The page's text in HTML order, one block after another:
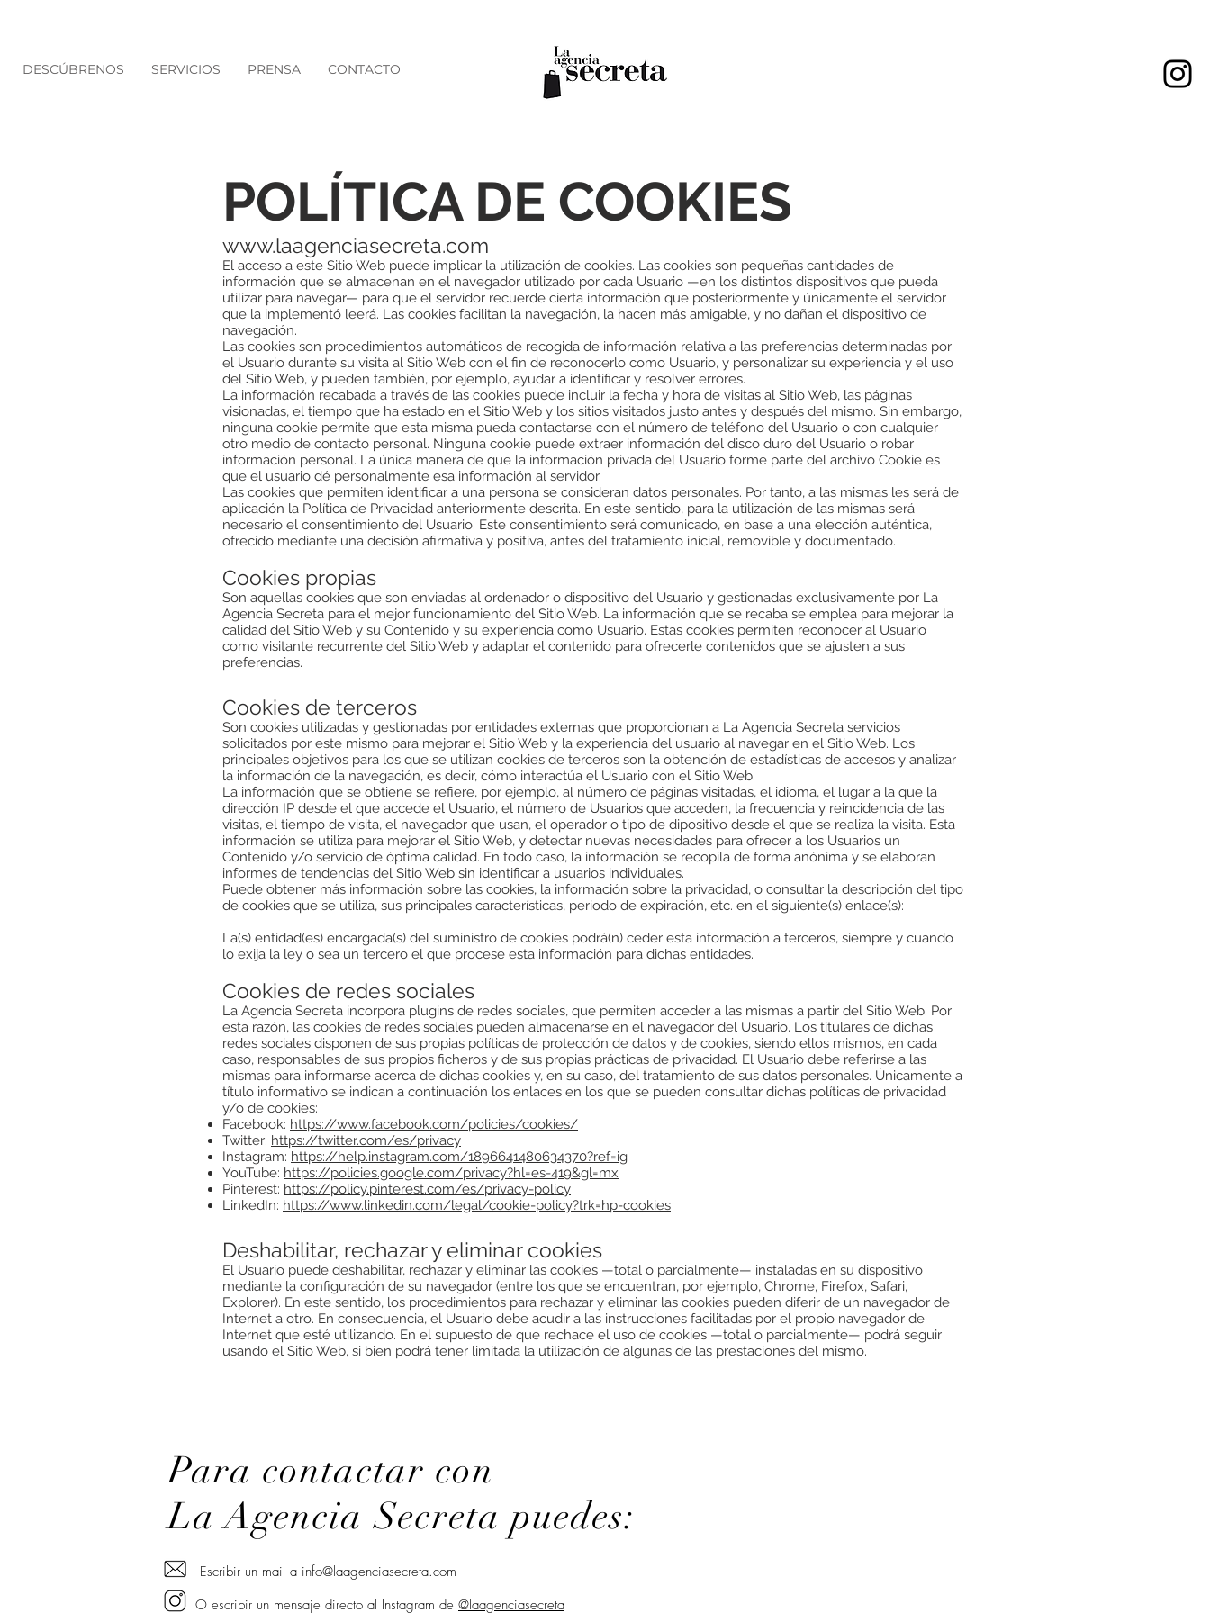
DESCÚBRENOS SERVICIOS PRENSA CONTACTO
POLÍTICA DE COOKIES
www.laagenciasecreta.com
El acceso a este Sitio Web puede implicar la utilización de cookies. Las cookies son pequeñas cantidades de
información que se almacenan en el navegador utilizado por cada Usuario —en los distintos dispositivos que pueda
utilizar para navegar— para que el servidor recuerde cierta información que posteriormente y únicamente el servidor
que la implementó leerá. Las cookies facilitan la navegación, la hacen más amigable, y no dañan el dispositivo de
navegación.
Las cookies son procedimientos automáticos de recogida de información relativa a las preferencias determinadas por
el Usuario durante su visita al Sitio Web con el fin de reconocerlo como Usuario, y personalizar su experiencia y el uso
del Sitio Web, y pueden también, por ejemplo, ayudar a identificar y resolver errores.
La información recabada a través de las cookies puede incluir la fecha y hora de visitas al Sitio Web, las páginas
visionadas, el tiempo que ha estado en el Sitio Web y los sitios visitados justo antes y después del mismo. Sin embargo,
ninguna cookie permite que esta misma pueda contactarse con el número de teléfono del Usuario o con cualquier
otro medio de contacto personal. Ninguna cookie puede extraer información del disco duro del Usuario o robar
información personal. La única manera de que la información privada del Usuario forme parte del archivo Cookie es
que el usuario dé personalmente esa información al servidor.
Las cookies que permiten identificar a una persona se consideran datos personales. Por tanto, a las mismas les será de
aplicación la Política de Privacidad anteriormente descrita. En este sentido, para la utilización de las mismas será
necesario el consentimiento del Usuario. Este consentimiento será comunicado, en base a una elección auténtica,
ofrecido mediante una decisión afirmativa y positiva, antes del tratamiento inicial, removible y documentado.
Cookies propias
Son aquellas cookies que son enviadas al ordenador o dispositivo del Usuario y gestionadas exclusivamente por La
Agencia Secreta para el mejor funcionamiento del Sitio Web. La información que se recaba se emplea para mejorar la
calidad del Sitio Web y su Contenido y su experiencia como Usuario. Estas cookies permiten reconocer al Usuario
como visitante recurrente del Sitio Web y adaptar el contenido para ofrecerle contenidos que se ajusten a sus
preferencias.
Cookies de terceros
Son cookies utilizadas y gestionadas por entidades externas que proporcionan a La Agencia Secreta servicios
solicitados por este mismo para mejorar el Sitio Web y la experiencia del usuario al navegar en el Sitio Web. Los
principales objetivos para los que se utilizan cookies de terceros son la obtención de estadísticas de accesos y analizar
la información de la navegación, es decir, cómo interactúa el Usuario con el Sitio Web.
La información que se obtiene se refiere, por ejemplo, al número de páginas visitadas, el idioma, el lugar a la que la
dirección IP desde el que accede el Usuario, el número de Usuarios que acceden, la frecuencia y reincidencia de las
visitas, el tiempo de visita, el navegador que usan, el operador o tipo de dipositivo desde el que se realiza la visita. Esta
información se utiliza para mejorar el Sitio Web, y detectar nuevas necesidades para ofrecer a los Usuarios un
Contenido y/o servicio de óptima calidad. En todo caso, la información se recopila de forma anónima y se elaboran
informes de tendencias del Sitio Web sin identificar a usuarios individuales.
Puede obtener más información sobre las cookies, la información sobre la privacidad, o consultar la descripción del tipo
de cookies que se utiliza, sus principales características, periodo de expiración, etc. en el siguiente(s) enlace(s):
La(s) entidad(es) encargada(s) del suministro de cookies podrá(n) ceder esta información a terceros, siempre y cuando
lo exija la ley o sea un tercero el que procese esta información para dichas entidades.
Cookies de redes sociales
La Agencia Secreta incorpora plugins de redes sociales, que permiten acceder a las mismas a partir del Sitio Web. Por
esta razón, las cookies de redes sociales pueden almacenarse en el navegador del Usuario. Los titulares de dichas
redes sociales disponen de sus propias políticas de protección de datos y de cookies, siendo ellos mismos, en cada
caso, responsables de sus propios ficheros y de sus propias prácticas de privacidad. El Usuario debe referirse a las
mismas para informarse acerca de dichas cookies y, en su caso, del tratamiento de sus datos personales. Únicamente a
título informativo se indican a continuación los enlaces en los que se pueden consultar dichas políticas de privacidad
y/o de cookies:
Facebook: https://www.facebook.com/policies/cookies/
Twitter: https://twitter.com/es/privacy
Instagram: https://help.instagram.com/1896641480634370?ref=ig
YouTube: https://policies.google.com/privacy?hl=es-419&gl=mx
Pinterest: https://policy.pinterest.com/es/privacy-policy
LinkedIn: https://www.linkedin.com/legal/cookie-policy?trk=hp-cookies
Deshabilitar, rechazar y eliminar cookies
El Usuario puede deshabilitar, rechazar y eliminar las cookies —total o parcialmente— instaladas en su dispositivo
mediante la configuración de su navegador (entre los que se encuentran, por ejemplo, Chrome, Firefox, Safari,
Explorer). En este sentido, los procedimientos para rechazar y eliminar las cookies pueden diferir de un navegador de
Internet a otro. En consecuencia, el Usuario debe acudir a las instrucciones facilitadas por el propio navegador de
Internet que esté utilizando. En el supuesto de que rechace el uso de cookies —total o parcialmente— podrá seguir
usando el Sitio Web, si bien podrá tener limitada la utilización de algunas de las prestaciones del mismo.
Para contactar con
La Agencia Secreta puedes:
Escribir un mail a info@laagenciasecreta.com
O escribir un mensaje directo al Instagram de @laagenciasecreta